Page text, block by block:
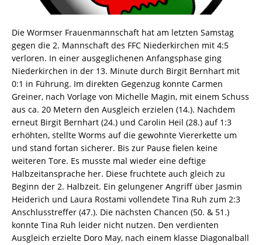
Die Wormser Frauenmannschaft hat am letzten Samstag
gegen die 2. Mannschaft des FFC Niederkirchen mit 4:5
verloren. In einer ausgeglichenen Anfangsphase ging
Niederkirchen in der 13. Minute durch Birgit Bernhart mit
0:1 in Führung. Im direkten Gegenzug konnte Carmen
Greiner, nach Vorlage von Michelle Magin, mit einem Schuss
aus ca. 20 Metern den Ausgleich erzielen (14.). Nachdem
erneut Birgit Bernhart (24.) und Carolin Heil (28.) auf 1:3
erhöhten, stellte Worms auf die gewohnte Viererkette um
und stand fortan sicherer. Bis zur Pause fielen keine
weiteren Tore. Es musste mal wieder eine deftige
Halbzeitansprache her. Diese fruchtete auch gleich zu
Beginn der 2. Halbzeit. Ein gelungener Angriff über Jasmin
Heiderich und Laura Rostami vollendete Tina Ruh zum 2:3
Anschlusstreffer (47.). Die nächsten Chancen (50. & 51.)
konnte Tina Ruh leider nicht nutzen. Den verdienten
Ausgleich erzielte Doro May, nach einem klasse Diagonalball